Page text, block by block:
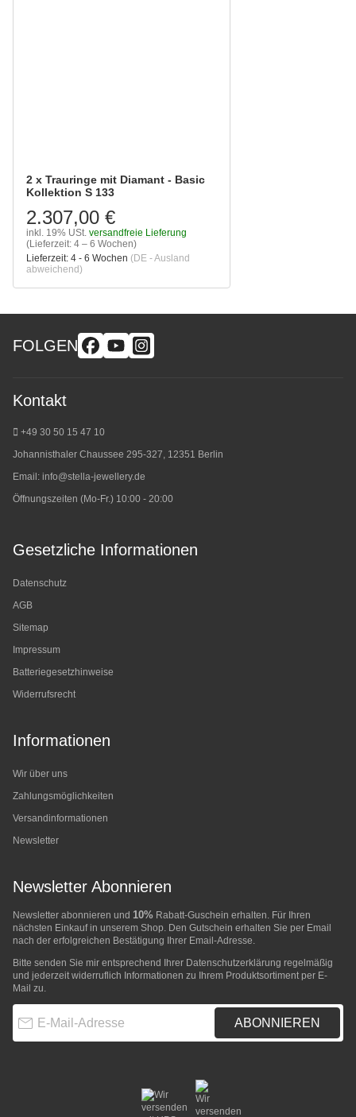
2 x Trauringe mit Diamant - Basic
Kollektion S 133
2.307,00 €
inkl. 19% USt. versandfreie Lieferung
(Lieferzeit: 4 – 6 Wochen)
Lieferzeit: 4 - 6 Wochen (DE - Ausland
abweichend)
FOLGEN
Kontakt
+49 30 50 15 47 10
Johannisthaler Chaussee 295-327, 12351 Berlin
Email: info@stella-jewellery.de
Öffnungszeiten (Mo-Fr.) 10:00 - 20:00
Gesetzliche Informationen
Datenschutz
AGB
Sitemap
Impressum
Batteriegesetzhinweise
Widerrufsrecht
Informationen
Wir über uns
Zahlungsmöglichkeiten
Versandinformationen
Newsletter
Newsletter Abonnieren
Newsletter abonnieren und 10% Rabatt-Guschein erhalten. Für Ihren
nächsten Einkauf in unserem Shop. Den Gutschein erhalten Sie per Email
nach der erfolgreichen Bestätigung Ihrer Email-Adresse.
Bitte senden Sie mir entsprechend Ihrer Datenschutzerklärung regelmäßig
und jederzeit widerruflich Informationen zu Ihrem Produktsortiment per E-
Mail zu.
ABONNIEREN